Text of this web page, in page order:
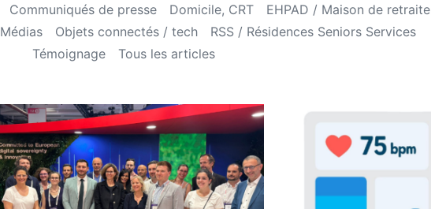
Communiqués de presse Domicile, CRT
EHPAD / Maison de retraite
Médias Objets connectés / tech
RSS / Résidences Seniors Services
Témoignage
Tous les articles